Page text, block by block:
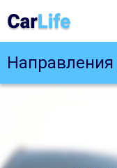
Направления